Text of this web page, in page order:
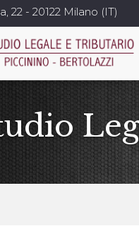
22 - 20122 Milano (IT)